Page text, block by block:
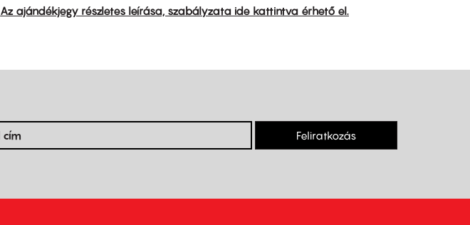
Az ajándékjegy részletes leírása, szabályzata ide kattintva érhető el.
Feliratkozás